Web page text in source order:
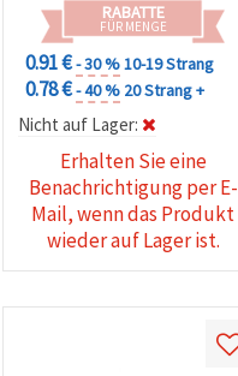
RABATTE
FÜR MENGE
0.91 €- 30 %10-19 Strang
0.78 €- 40 % 20 Strang +
Nicht auf Lager:
Erhalten Sie eine
Benachrichtigung per E-
Mail, wenn das Produkt
wieder auf Lager ist.